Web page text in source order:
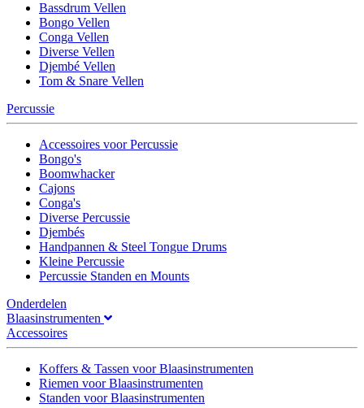
Bassdrum Vellen
Bongo Vellen
Conga Vellen
Diverse Vellen
Djembé Vellen
Tom & Snare Vellen
Percussie
Accessoires voor Percussie
Bongo's
Boomwhacker
Cajons
Conga's
Diverse Percussie
Djembés
Handpannen & Steel Tongue Drums
Kleine Percussie
Percussie Standen en Mounts
Onderdelen
Blaasinstrumenten
Accessoires
Koffers & Tassen voor Blaasinstrumenten
Riemen voor Blaasinstrumenten
Standen voor Blaasinstrumenten